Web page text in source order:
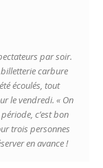
par soir.
billetterie carbure
écoulés, tout
le vendredi. « On
c’est bon
trois personnes
en avance !